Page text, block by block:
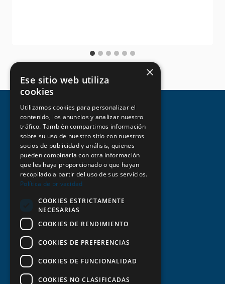
Aviso legal y condiciones de uso
Estatutos y normativa
Política de privacidad
Política de cookies
Transparencia
×
Ese sitio web utiliza
cookies
Utilizamos cookies para personalizar el
contenido, los anuncios y analizar nuestro
tráfico. También compartimos información
sobre su uso de nuestro sitio con nuestros
socios de publicidad y análisis, quienes
pueden combinarla con otra información
que les haya proporcionado o que hayan
recopilado a partir del uso de sus servicios.
Política de privacidad
COOKIES ESTRICTAMENTE
NECESARIAS
COOKIES DE RENDIMIENTO
COOKIES DE PREFERENCIAS
COOKIES DE FUNCIONALIDAD
COOKIES NO CLASIFICADAS